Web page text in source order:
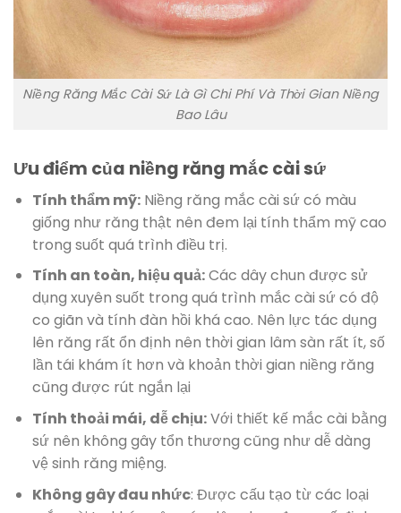
Niềng Răng Mắc Cài Sứ Là Gì Chi Phí Và Thời Gian Niềng
Bao Lâu
Ưu điểm của niềng răng mắc cài sứ
Tính thẩm mỹ:Niềng răng mắc cài sứ có màu
giống như răng thật nên đem lại tính thẩm mỹ cao
trong suốt quá trình điều trị.
Tính an toàn, hiệu quả:Các dây chun được sử
dụng xuyên suốt trong quá trình mắc cài sứ có độ
co giãn và tính đàn hồi khá cao. Nên lực tác dụng
lên răng rất ổn định nên thời gian lâm sàn rất ít, số
lần tái khám ít hơn và khoản thời gian niềng răng
cũng được rút ngắn lại
Tính thoải mái, dễ chịu:Với thiết kế mắc cài bằng
sứ nên không gây tổn thương cũng như dễ dàng
vệ sinh răng miệng.
Không gây đau nhức: Được cấu tạo từ các loại